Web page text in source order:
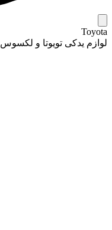
Toyota
لوازم یدکی تویوتا و لکسوس